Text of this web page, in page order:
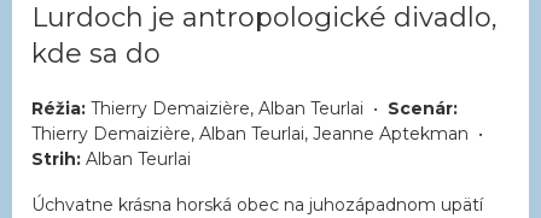
Lurdoch je antropologické divadlo,
kde sa do
Réžia: Thierry Demaizière, Alban Teurlai • Scenár:
Thierry Demaizière, Alban Teurlai, Jeanne Aptekman •
Strih: Alban Teurlai
Úchvatne krásna horská obec na juhozápadnom upätí